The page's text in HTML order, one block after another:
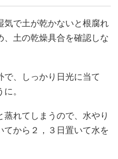
気で土が乾かないと根腐れ
、土の乾燥具合を確認しな
、しっかり日光に当て
。
れてしまうので、水やり
から２，３日置いて水を